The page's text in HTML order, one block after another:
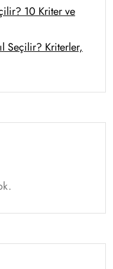
10 Kriter ve
Seçilir? Kriterler,